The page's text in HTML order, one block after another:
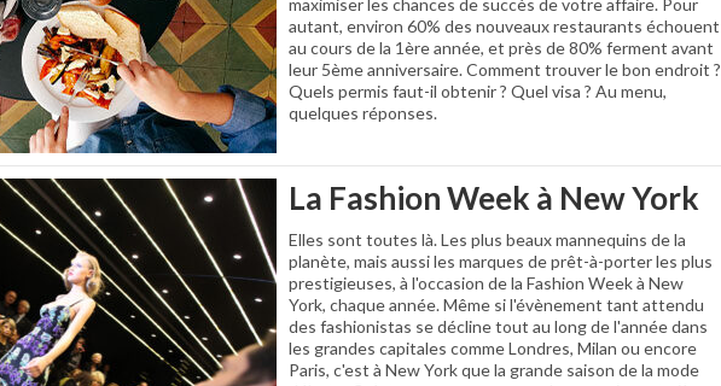
maximiser les chances de succès de votre affaire. Pour
autant, environ 60% des nouveaux restaurants échouent
au cours de la 1ère année, et près de 80% ferment avant
leur 5ème anniversaire. Comment trouver le bon endroit ?
Quels permis faut-il obtenir ? Quel visa ? Au menu,
quelques réponses.
La Fashion Week à New York
Elles sont toutes là. Les plus beaux mannequins de la
planète, mais aussi les marques de prêt-à-porter les plus
prestigieuses, à l'occasion de la Fashion Week à New
York, chaque année. Même si l'évènement tant attendu
des fashionistas se décline tout au long de l'année dans
les grandes capitales comme Londres, Milan ou encore
Paris, c'est à New York que la grande saison de la mode